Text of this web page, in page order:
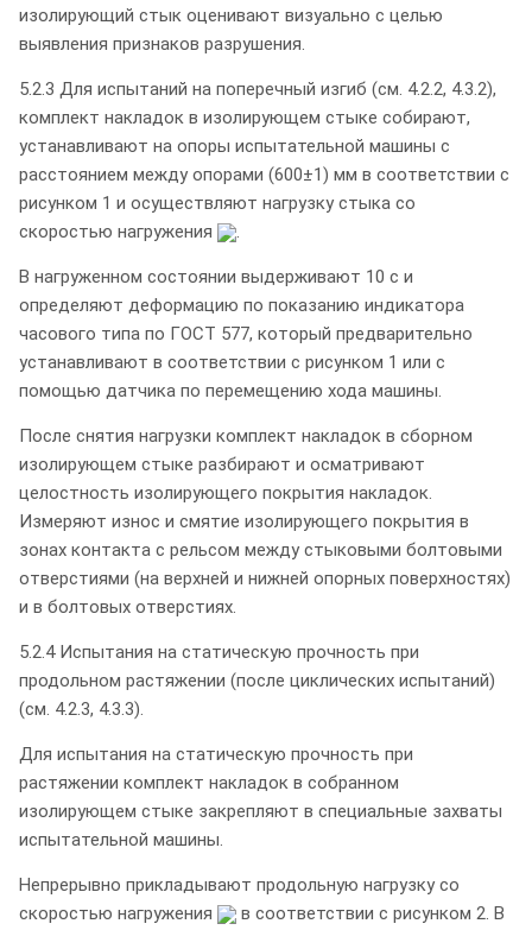
изолирующий стык оценивают визуально с целью
выявления признаков разрушения.
5.2.3 Для испытаний на поперечный изгиб (см. 4.2.2, 4.3.2),
комплект накладок в изолирующем стыке собирают,
устанавливают на опоры испытательной машины с
расстоянием между опорами (600±1) мм в соответствии с
рисунком 1 и осуществляют нагрузку стыка со
скоростью нагружения
.
В нагруженном состоянии выдерживают 10 с и
определяют деформацию по показанию индикатора
часового типа по ГОСТ 577, который предварительно
устанавливают в соответствии с рисунком 1 или с
помощью датчика по перемещению хода машины.
После снятия нагрузки комплект накладок в сборном
изолирующем стыке разбирают и осматривают
целостность изолирующего покрытия накладок.
Измеряют износ и смятие изолирующего покрытия в
зонах контакта с рельсом между стыковыми болтовыми
отверстиями (на верхней и нижней опорных поверхностях)
и в болтовых отверстиях.
5.2.4 Испытания на статическую прочность при
продольном растяжении (после циклических испытаний)
(см. 4.2.3, 4.3.3).
Для испытания на статическую прочность при
растяжении комплект накладок в собранном
изолирующем стыке закрепляют в специальные захваты
испытательной машины.
Непрерывно прикладывают продольную нагрузку со
скоростью нагружения
в соответствии с рисунком 2. В